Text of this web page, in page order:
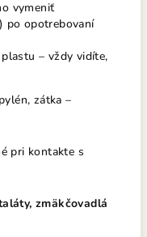
vymeniť
po opotrebovaní
– vždy vidíte,
zátka –
pri kontakte s
zmäkčovadlá